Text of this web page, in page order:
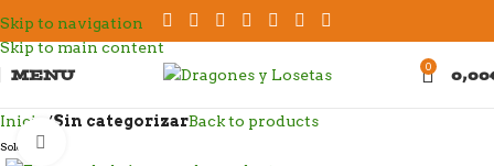
Skip to navigation
Skip to main content
MENU 0 0,00
Inicio Sin categorizarBack to products
Sold out